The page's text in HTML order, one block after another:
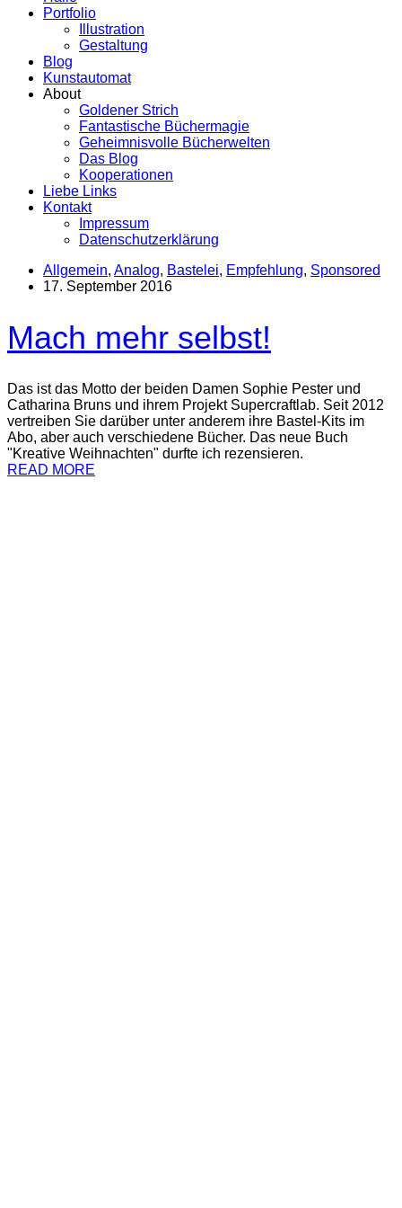
Portfolio
Illustration
Gestaltung
Blog
Kunstautomat
About
Goldener Strich
Fantastische Büchermagie
Geheimnisvolle Bücherwelten
Das Blog
Kooperationen
Liebe Links
Kontakt
Impressum
Datenschutzerklärung
Allgemein, Analog, Bastelei, Empfehlung, Sponsored
17. September 2016
Mach mehr selbst!
Das ist das Motto der beiden Damen Sophie Pester und
Catharina Bruns und ihrem Projekt Supercraftlab. Seit 2012
vertreiben Sie darüber unter anderem ihre Bastel-Kits im
Abo, aber auch verschiedene Bücher. Das neue Buch
"Kreative Weihnachten" durfte ich rezensieren.
READ MORE